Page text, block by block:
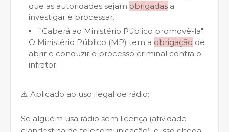
que as autoridades sejam obrigadas a
investigar e processar.
"Caberá ao Ministério Público promovê-la":
O Ministério Público (MP) tem a obrigação de
abrir e conduzir o processo criminal contra o
infrator.
⚠️ Aplicado ao uso ilegal de rádio:
Se alguém usa rádio sem licença (atividade